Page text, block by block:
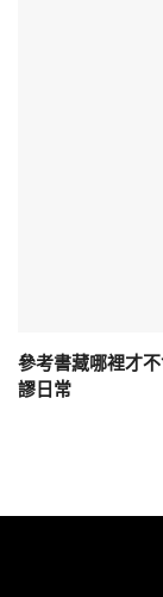
參考書藏哪裡才
謬日常